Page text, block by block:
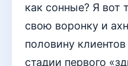
как сонные? Я вот
свою воронку и
половину
стадии первого